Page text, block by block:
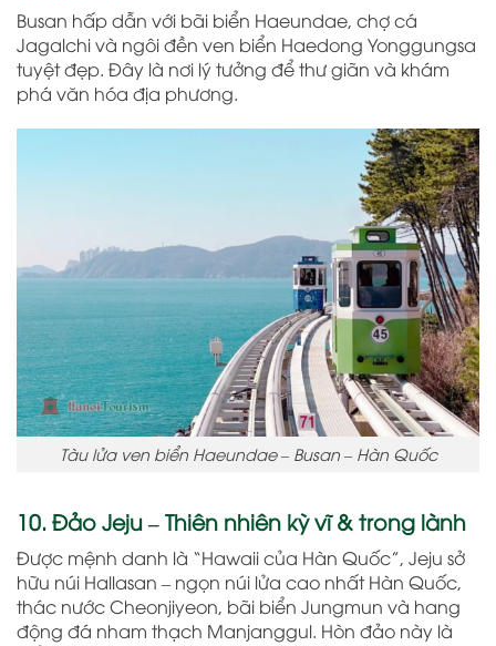
Busan hấp dẫn với bãi biển Haeundae, chợ cá
Jagalchi và ngôi đền ven biển Haedong Yonggungsa
tuyệt đẹp. Đây là nơi lý tưởng để thư giãn và khám
phá văn hóa địa phương.
Tàu lửa ven biển Haeundae – Busan – Hàn Quốc
10. Đảo Jeju – Thiên nhiên kỳ vĩ & trong lành
Được mệnh danh là “Hawaii của Hàn Quốc”, Jeju sở
hữu núi Hallasan – ngọn núi lửa cao nhất Hàn Quốc,
thác nước Cheonjiyeon, bãi biển Jungmun và hang
động đá nham thạch Manjanggul. Hòn đảo này là